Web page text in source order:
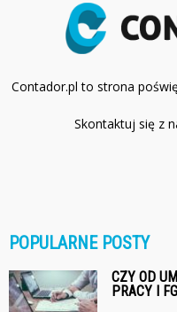
Contador.pl to strona
Skontaktuj się z
POPULARNE POSTY
CZY OD
PRACY I